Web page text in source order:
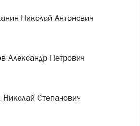
Николай Антонович
Александр Петрович
Николай Степанович